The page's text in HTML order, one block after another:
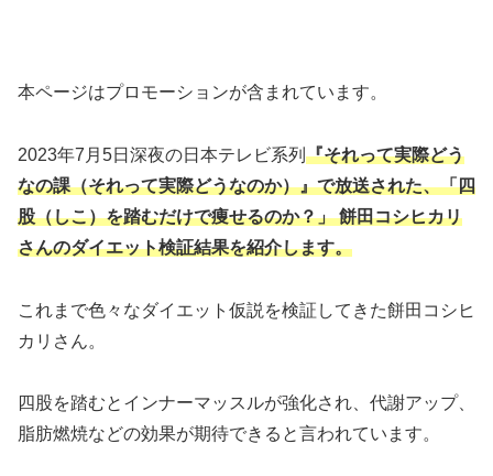
本ページはプロモーションが含まれています。
2023年7月5日深夜の日本テレビ系列 『それって実際どう
なの課（それって実際どうなのか）』で放送された、「四
股（しこ）を踏むだけで痩せるのか？」 餅田コシヒカリ
さんのダイエット検証結果を紹介します。
これまで色々なダイエット仮説を検証してきた餅田コシヒ
カリさん。
四股を踏むとインナーマッスルが強化され、代謝アップ、
脂肪燃焼などの効果が期待できると言われています。